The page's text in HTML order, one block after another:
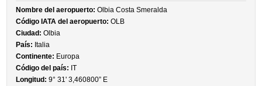
Nombre del aeropuerto: Olbia Costa Smeralda
Código IATA del aeropuerto: OLB
Ciudad: Olbia
País: Italia
Continente: Europa
Código del país: IT
Longitud: 9° 31' 3,460800” E